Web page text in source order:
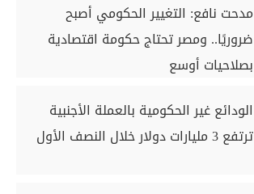
مدحت نافع: التغيير الحكومي أصبح
ضروريًا.. ومصر تحتاج حكومة اقتصادية
بصلاحيات أوسع
الودائع غير الحكومية بالعملة الأجنبية
ترتفع 3 مليارات دولار خلال النصف الأول